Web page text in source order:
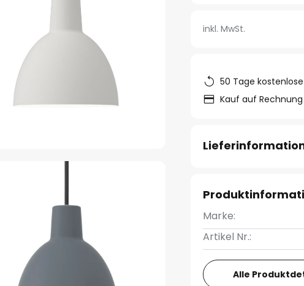
inkl. MwSt.
50 Tage
Kauf auf Rechnung
Marke:
Artikel Nr.:
Alle